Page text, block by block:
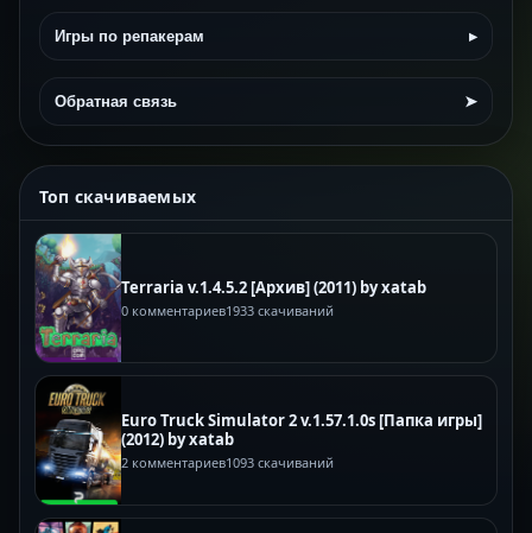
Игры по репакерам ▸
Обратная связь ➤
Топ скачиваемых
Terraria v.1.4.5.2 [Архив] (2011) by xatab
0 комментариев1933 скачиваний
Euro Truck Simulator 2 v.1.57.1.0s [Папка игры]
(2012) by xatab
2 комментариев1093 скачиваний